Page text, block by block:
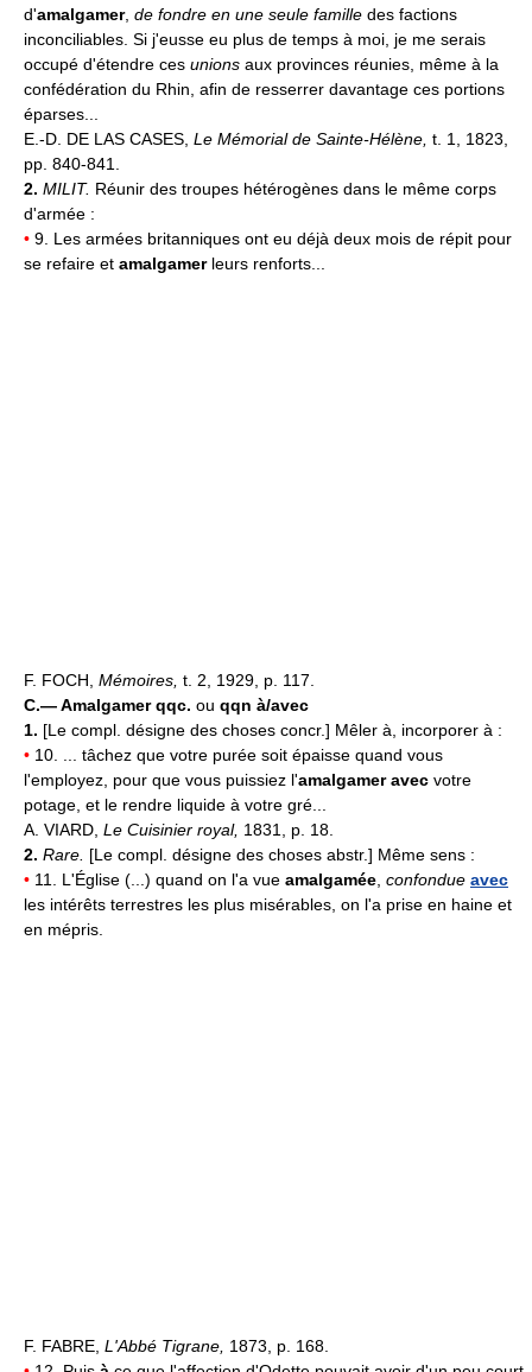
d'amalgamer, de fondre en une seule famille des factions
inconciliables. Si j'eusse eu plus de temps à moi, je me serais
occupé d'étendre ces unions aux provinces réunies, même à la
confédération du Rhin, afin de resserrer davantage ces portions
éparses...
E.-D. DE LAS CASES, Le Mémorial de Sainte-Hélène, t. 1, 1823,
pp. 840-841.
2. MILIT. Réunir des troupes hétérogènes dans le même corps
d'armée :
• 9. Les armées britanniques ont eu déjà deux mois de répit pour
se refaire et amalgamerleurs renforts...
F. FOCH, Mémoires, t. 2, 1929, p. 117.
C.—Amalgamer qqc. ou qqn à/avec
1. [Le compl. désigne des choses concr.] Mêler à, incorporer à :
• 10. ... tâchez que votre purée soit épaisse quand vous
l'employez, pour que vous puissiez l'amalgamer avec votre
potage, et le rendre liquide à votre gré...
A. VIARD, Le Cuisinier royal, 1831, p. 18.
2. Rare. [Le compl. désigne des choses abstr.] Même sens :
• 11. L'Église (...) quand on l'a vue amalgamée confondue avec
les intérêts terrestres les plus misérables, on l'a prise en haine et
en mépris.
F. FABRE, L'Abbé Tigrane, 1873, p. 168.